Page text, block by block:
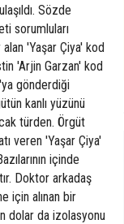
Sözde
sorumluları
alan 'Yaşar Çiya' kod
'Arjin Garzan' kod
gönderdiği
kanlı yüzünü
türden. Örgüt
veren 'Yaşar Çiya'
içinde
Doktor arkadaş
için alınan bir
dolar da izolasyonu